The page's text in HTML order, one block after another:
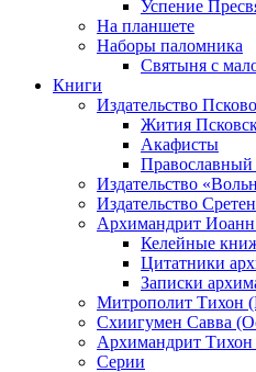
Успение
На планшете
Наборы паломника
Святыня с
Книги
Издательство
Жития
Акафисты
Православный
Издательство
Издательство
Архимандрит
Келейные
Цитатники
Записки
Митрополит Тихон
Схиигумен Савва
Архимандрит Тихон
Серии